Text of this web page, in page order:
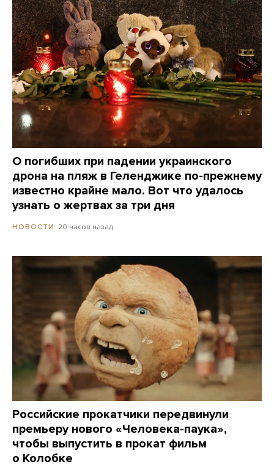
О погибших при падении украинского
дрона на пляж в Геленджике по-прежнему
известно крайне мало. Вот что удалось
узнать о жертвах за три дня
НОВОСТИ 20 часов назад
Российские прокатчики передвинули
премьеру нового «Человека-паука»,
чтобы выпустить в прокат фильм
о Колобке